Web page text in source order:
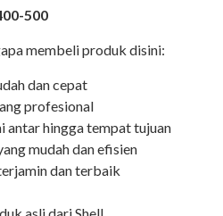
500
membeli produk disini:
dan cepat
profesional
antar hingga tempat tujuan
mudah dan efisien
dan terbaik